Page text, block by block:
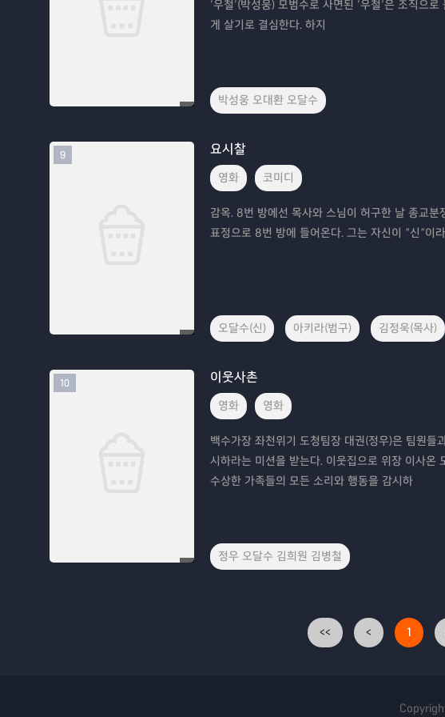
‘우철’(박성웅) 모범수로 사면된 ‘우철’은 조직으
게 살기로 결심한다. 하지
박성웅 오대환 오달수
9 요시찰
영화 코미디
감옥. 8번 방에선 목사와 스님이 허구한 날 종교
표정으로 8번 방에 들어온다. 그는 자신이 “신“이
오달수(신) 아키라(범구) 김정욱(목사)
10 이웃사촌
영화 영화
백수가장 좌천위기 도청팀장 대권(정우)은 팀원
시하라는 미션을 받는다. 이웃집으로 위장 이사온
수상한 가족들의 모든 소리와 행동을 감시하
정우 오달수 김희원 김병철
<< < 1